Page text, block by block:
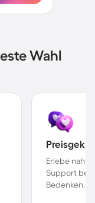
Wahl
Erlebe
Support bei
Bedenken.